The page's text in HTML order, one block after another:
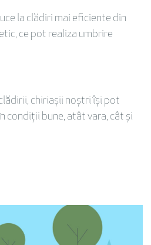
la clădiri mai eficiente din
ce pot realiza umbrire
chiriașii noștri își pot
condiții bune, atât vara, cât și